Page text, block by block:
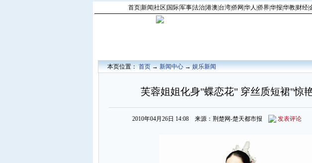
首页|新闻 社区 国际|军事|法治|港澳 台湾|侨网 华人 侨界|华报 华教| 财经|
本页位置：首页→新闻中心→娱乐新闻
芙蓉姐姐化身"蝶恋花" 穿丝质短裙"惊
2010年04月26日 14:08 来源：荆楚网-楚天都市报 发表评论